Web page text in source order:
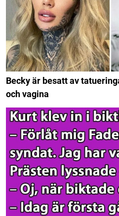
Becky är besatt av
och vagina